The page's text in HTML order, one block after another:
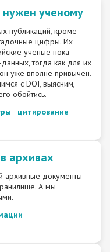
нужен ученому
публикаций, кроме
цифры. Их
ученые пока
тогда как для их
уже вполне привычен.
с DOI, выясним,
обойтись.
цитирование
архивах
архивные документы
А мы